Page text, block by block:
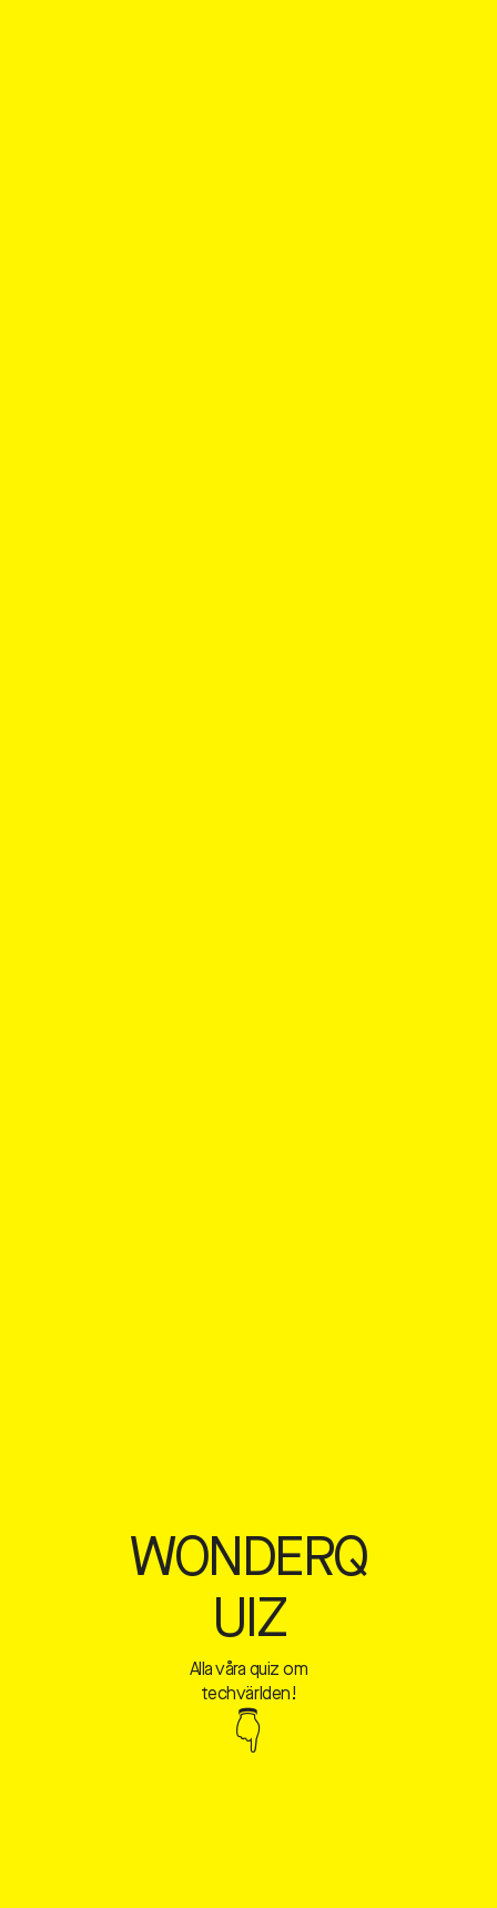
WONDERQ
UIZ
Alla våra quiz om
techvärlden!
👇